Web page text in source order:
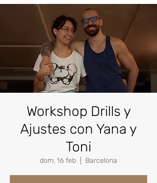
Workshop Drills y
Ajustes con Yana y
Toni
dom, 16 feb Barcelona